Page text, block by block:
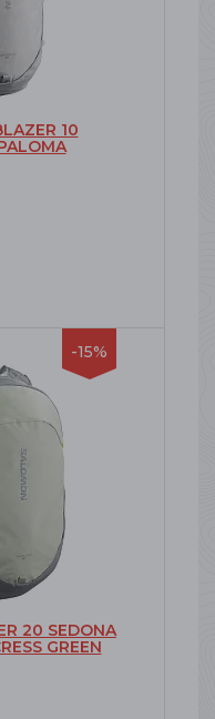
10
-15%
20 SEDONA
GREEN